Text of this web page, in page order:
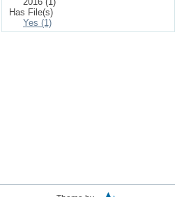
Has File(s)
Yes (1)